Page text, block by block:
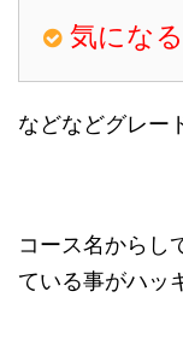
気にな
などなどグレー
コース名からし
ている事がハッ